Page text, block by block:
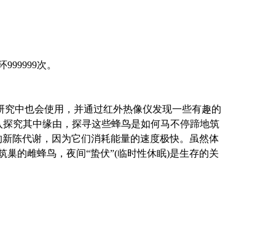
次。
究中也会使用，并通过红外热像仪发现一些有趣的
究其中缘由，探寻这些蜂鸟是如何马不停蹄地筑
陈代谢，因为它们消耗能量的速度极快。虽然体
的雌蜂鸟，夜间“蛰伏”(临时性休眠)是生存的关